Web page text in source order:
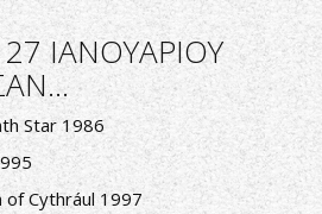
ΙΑΝΟΥΑΡΙΟΥ
Star 1986
Cythrául 1997